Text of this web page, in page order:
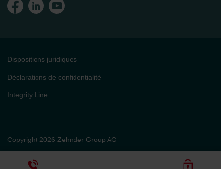
Copyright 2026 Zehnder Group AG
Dispositions juridiques
Déclarations de confidentialité
Integrity Line